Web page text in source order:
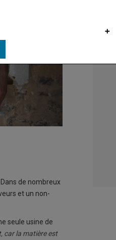
de nombreux
et un non-
seule usine de
car la matière est